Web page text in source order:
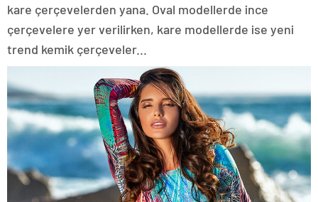
kare çerçevelerden yana. Oval modellerde ince
çerçevelere yer verilirken, kare modellerde ise yeni
trend kemik çerçeveler...